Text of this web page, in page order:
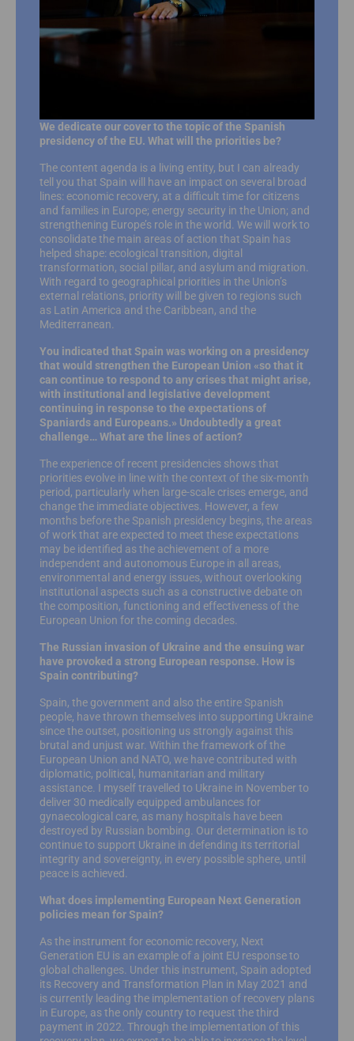
We dedicate our cover to the topic of the Spanish
presidency of the EU. What will the priorities be?
The content agenda is a living entity, but I can already
tell you that Spain will have an impact on several broad
lines: economic recovery, at a difficult time for citizens
and families in Europe; energy security in the Union; and
strengthening Europe’s role in the world. We will work to
consolidate the main areas of action that Spain has
helped shape: ecological transition, digital
transformation, social pillar, and asylum and migration.
With regard to geographical priorities in the Union’s
external relations, priority will be given to regions such
as Latin America and the Caribbean, and the
Mediterranean.
You indicated that Spain was working on a presidency
that would strengthen the European Union «so that it
can continue to respond to any crises that might arise,
with institutional and legislative development
continuing in response to the expectations of
Spaniards and Europeans.» Undoubtedly a great
challenge… What are the lines of action?
The experience of recent presidencies shows that
priorities evolve in line with the context of the six-month
period, particularly when large-scale crises emerge, and
change the immediate objectives. However, a few
months before the Spanish presidency begins, the areas
of work that are expected to meet these expectations
may be identified as the achievement of a more
independent and autonomous Europe in all areas,
environmental and energy issues, without overlooking
institutional aspects such as a constructive debate on
the composition, functioning and effectiveness of the
European Union for the coming decades.
The Russian invasion of Ukraine and the ensuing war
have provoked a strong European response. How is
Spain contributing?
Spain, the government and also the entire Spanish
people, have thrown themselves into supporting Ukraine
since the outset, positioning us strongly against this
brutal and unjust war. Within the framework of the
European Union and NATO, we have contributed with
diplomatic, political, humanitarian and military
assistance. I myself travelled to Ukraine in November to
deliver 30 medically equipped ambulances for
gynaecological care, as many hospitals have been
destroyed by Russian bombing. Our determination is to
continue to support Ukraine in defending its territorial
integrity and sovereignty, in every possible sphere, until
peace is achieved.
What does implementing European Next Generation
policies mean for Spain?
As the instrument for economic recovery, Next
Generation EU is an example of a joint EU response to
global challenges. Under this instrument, Spain adopted
its Recovery and Transformation Plan in May 2021 and
is currently leading the implementation of recovery plans
in Europe, as the only country to request the third
payment in 2022. Through the implementation of this